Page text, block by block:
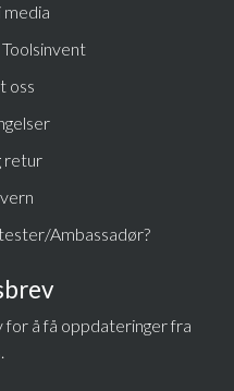
oss
retur
Ambassadør?
å få oppdateringer fra